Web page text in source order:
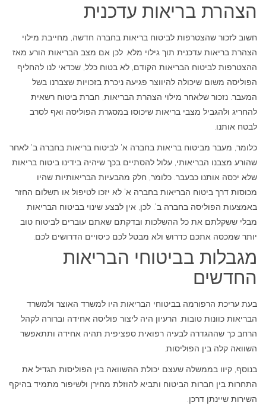
הצהרת בריאות עדכנית
חשוב לזכור שהצטרפות לביטוח בריאות בחברה חדשה, מחייבת מילוי
הצהרת בריאות עדכנית תוך גילוי מלא. לכן אם מצב הבריאות הורע מאז
ההצטרפות לביטוח הבריאות הקודם, לא בטוח כלל, שכדאי לנו להחליף
הפוליסה משום שיכולה להיווצר פגיעה ניכרת בזכויות שצברנו בשל
המעבר. נזכור שלאחר מילוי הצהרת הבריאות, חברת ביטוח רשאית
להחריג ולהגביל מצבי בריאות שיכוסו במסגרת הפוליסה ואף לסרב
לבטח אותנו.
כלומר, מעבר מביטוח בריאות בחברה א' לביטוח בריאות בחברה ב' לאחר
שהורע מצבנו הבריאותי, עלול להסתיים בכך שיהיה בידינו ביטוח בריאות
שלא יכסה אותנו כבעבר. כלומר, חלק מהבעיות הבריאותיות שהיו
מכוסות דרך ביטוח הבריאות בחברה א' לא יזכו לטיפול או תשלום החזר
באמצעות הפוליסה בחברה ב'. לכן, אין לבצע שינוי בביטוח הבריאות
מבלי ששקלתם את כל ההשלכות ובדקתם שאתם עוברים לביטוח טוב
יותר שמכסה אתכם כדרוש ולא מבטל לכם כיסויים הדרושים לכם.
מגבלות בביטוחי הבריאות
החדשים
בעת עריכת הרפורמה בביטוחי הבריאות היו למשרד האוצר ולמשרד
הבריאות כוונות טובות. הרעיון היה ליצור פוליסה אחידה וברורה לקהל
הרחב כך שההגדרה לבעיה רפואית ספציפית תהיה אחידה ותתאפשר
השוואה קלה בין הפוליסות.
בנוסף, קיוו בממשלה שעצם יכולת ההשוואה בין הפוליסות תגדיל את
התחרות בין חברות הביטוח ותביא להוזלת מחירן ולשיפור מתמיד בהיקף
השירות שיינתן דרכן.